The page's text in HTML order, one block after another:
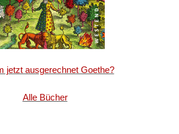
jetzt ausgerechnet Goethe?
Alle Bücher